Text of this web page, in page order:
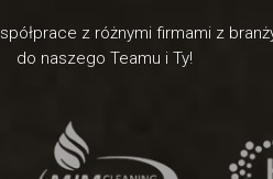
z różnymi firmami z
do naszego Teamu i Ty!